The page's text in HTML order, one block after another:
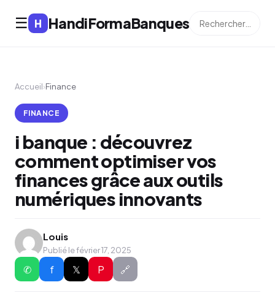
☰ H HandiFormaBanques
Accueil›Finance
FINANCE
i banque : découvrez
comment optimiser vos
finances grâce aux outils
numériques innovants
Louis
Publié le février 17, 2025
✆ f 𝕏 P 🔗